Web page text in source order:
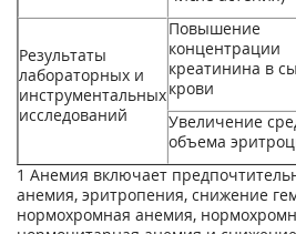
Результаты
лабораторных и
инструментальных
исследований
Повышение
концентрации
креатинина в
крови
Увеличение
объема
1 Анемия включает
анемия, эритропения, снижение
нормохромная анемия,